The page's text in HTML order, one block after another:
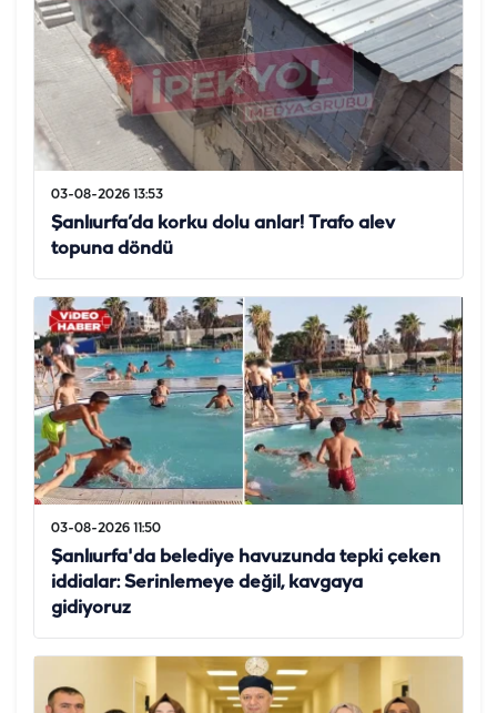
03-08-2026 13:53
Şanlıurfa’da korku dolu anlar! Trafo alev
topuna döndü
03-08-2026 11:50
Şanlıurfa'da belediye havuzunda tepki çeken
iddialar: Serinlemeye değil, kavgaya
gidiyoruz